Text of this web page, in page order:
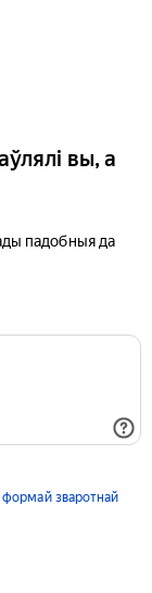
вы, а
падобныя да
формай зваротнай